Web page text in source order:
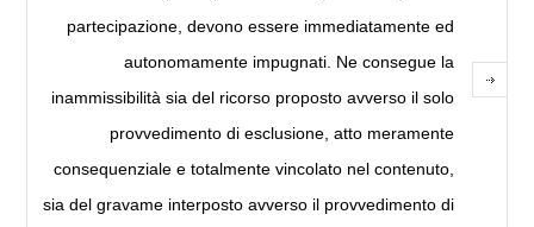
partecipazione, devono essere immediatamente ed
autonomamente impugnati. Ne consegue la
inammissibilità sia del ricorso proposto avverso il solo
provvedimento di esclusione, atto meramente
consequenziale e totalmente vincolato nel contenuto,
sia del gravame interposto avverso il provvedimento di